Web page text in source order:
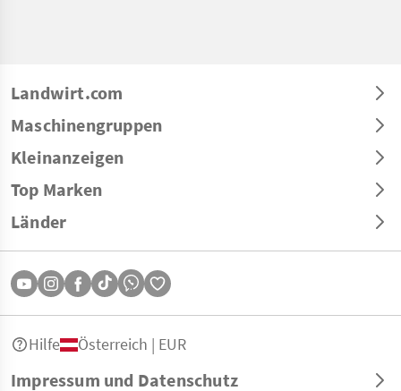
Landwirt.com
Maschinengruppen
Kleinanzeigen
Top Marken
Länder
Impressum und Datenschutz
Hilfe Österreich | EUR